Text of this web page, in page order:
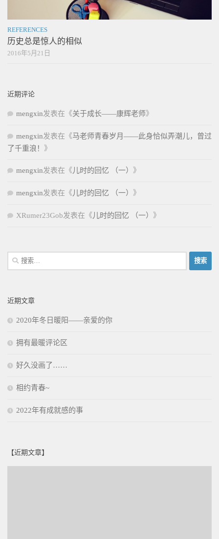
REFERENCES
历史总是惊人的相似
2016年5月21日
近期评论
mengxin发表在《关于成长——康辉老师》
mengxin发表在《马老师青春岁月——此身恰似弄潮儿，曾过
了千重浪！ 》
mengxin发表在《 儿时的回忆 （一） 》
mengxin发表在《 儿时的回忆 （一） 》
XRumer23Gob发表在《 儿时的回忆 （一） 》
搜
索：
近期文章
2020年冬日暖阳——亲爱的你
拥有最暖评论区
好久没画了……
相约青春~
2022年有成就感的事
【近期文章】